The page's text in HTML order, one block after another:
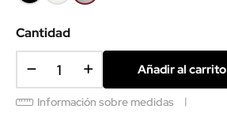
aluminio
Cantidad
Añadir al carrito
Información sobre medidas